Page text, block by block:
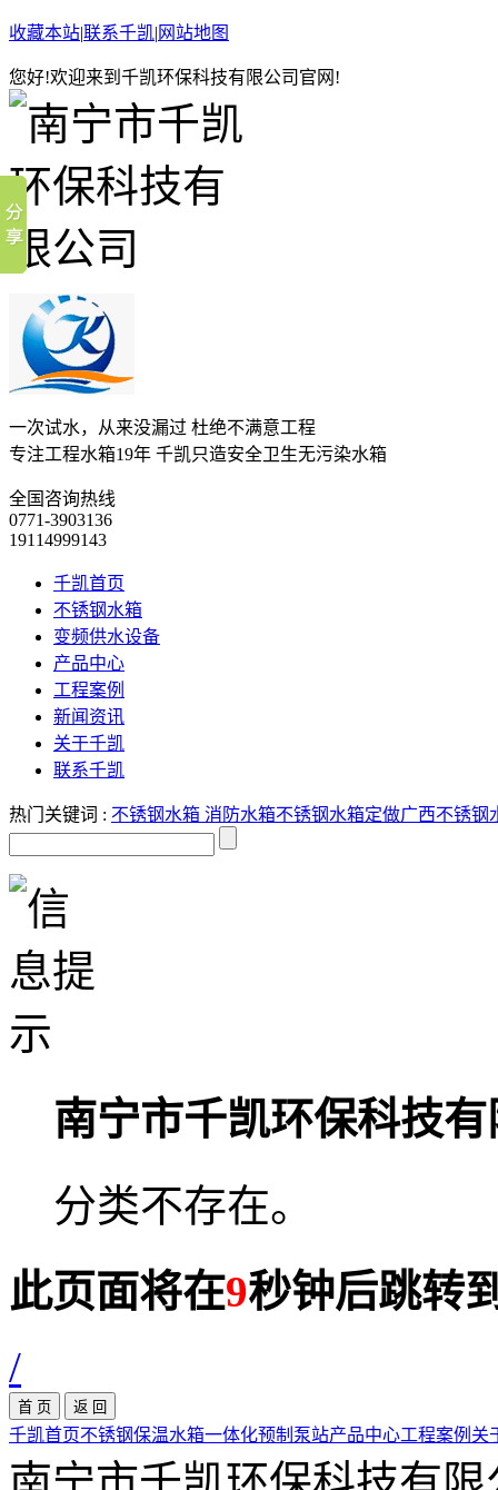
收藏本站|联系千凯| 网站地图
您好!欢迎来到千凯环保科技有限公司官网!
一次试水，从来没漏过 杜绝不满意工程
专注工程水箱19年 千凯只造安全卫生无污染水箱
全国咨询热线
0771-3903136
19114999143
千凯首页
不锈钢水箱
变频供水设备
产品中心
工程案例
新闻资讯
关于千凯
联系千凯
热门关键词 : 不锈钢水箱 消防水箱不锈钢水箱定做广西不锈钢
南宁市千凯环保科技
分类不存在。
此页面将在9秒钟后跳转
/
千凯首页不锈钢保温水箱一体化预制泵站产品中心工程案例 关